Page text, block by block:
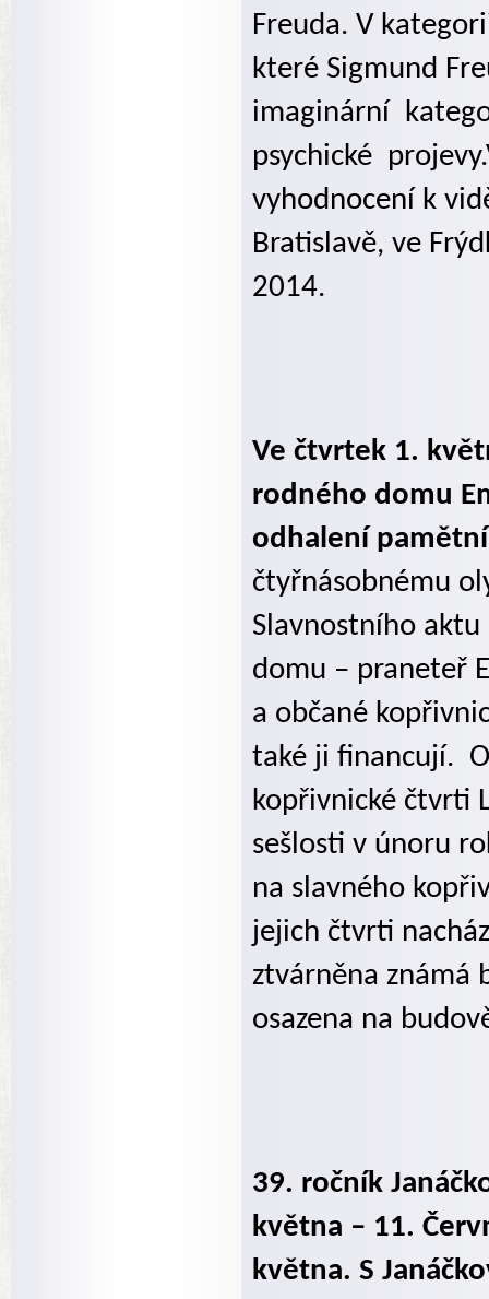
Freuda. V
které Sigmund
imaginární
psychické
vyhodnocení k
Bratislavě, ve
2014.
Ve čtvrtek 1.
rodného domu
odhalení
čtyřnásobnému
Slavnostního
domu – praneteř
a občané
také ji financují.
kopřivnické čtvrti
sešlosti v únoru
na slavného
jejich čtvrti
ztvárněna známá
osazena na
39. ročník
května – 11.
května. S